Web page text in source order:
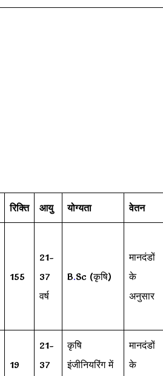
रिक्ति आयु योग्यता वेतन
155
21-
37
वर्ष
B.Sc (कृषि)
मानदंडों
के
अनुसार
19
21-
37
कृषि
इंजीनियरिंग में
मानदंडों
के